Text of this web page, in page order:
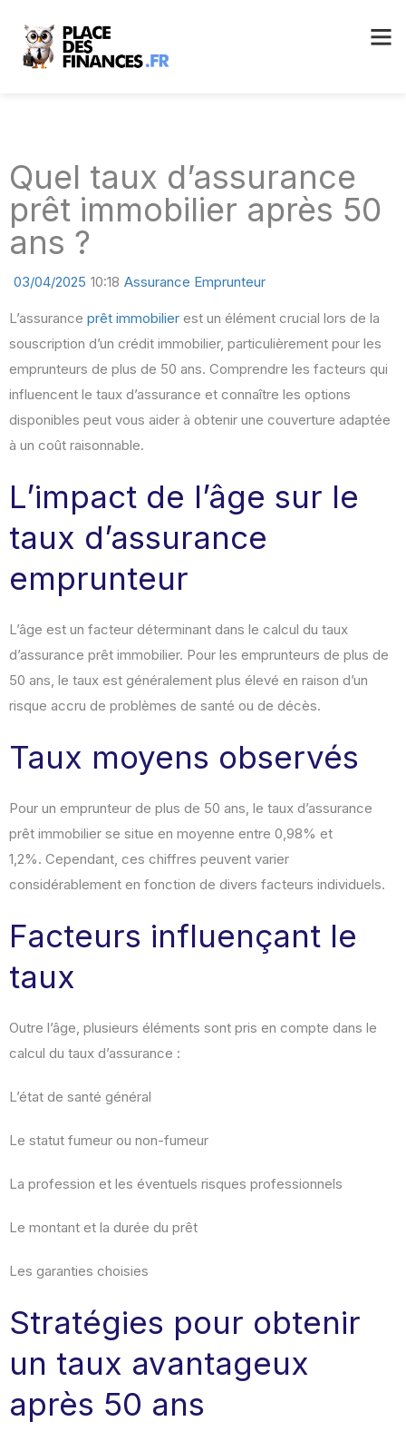
Quel taux d’assurance
prêt immobilier après 50
ans ?
03/04/2025 10:18 Assurance Emprunteur
L’assurance prêt immobilier est un élément crucial lors de la
souscription d’un crédit immobilier, particulièrement pour les
emprunteurs de plus de 50 ans. Comprendre les facteurs qui
influencent le taux d’assurance et connaître les options
disponibles peut vous aider à obtenir une couverture adaptée
à un coût raisonnable.
L’impact de l’âge sur le
taux d’assurance
emprunteur
L’âge est un facteur déterminant dans le calcul du taux
d’assurance prêt immobilier. Pour les emprunteurs de plus de
50 ans, le taux est généralement plus élevé en raison d’un
risque accru de problèmes de santé ou de décès.
Taux moyens observés
Pour un emprunteur de plus de 50 ans, le taux d’assurance
prêt immobilier se situe en moyenne entre 0,98% et
1,2%. Cependant, ces chiffres peuvent varier
considérablement en fonction de divers facteurs individuels.
Facteurs influençant le
taux
Outre l’âge, plusieurs éléments sont pris en compte dans le
calcul du taux d’assurance :
L’état de santé général
Le statut fumeur ou non-fumeur
La profession et les éventuels risques professionnels
Le montant et la durée du prêt
Les garanties choisies
Stratégies pour obtenir
un taux avantageux
après 50 ans